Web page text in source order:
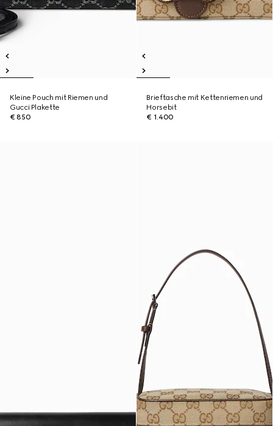
Kleine Pouch mit Riemen und
Gucci Plakette
€ 850
Brieftasche mit Kettenriemen und
Horsebit
€ 1.400